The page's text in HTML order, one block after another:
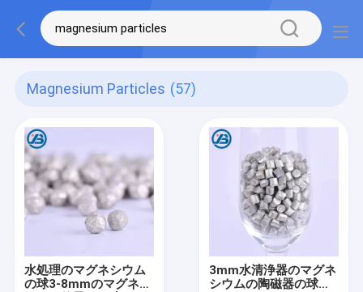
Magnesium Particles (57)
水処理のマグネシウム
の球3-8mmのマグネシ
3mm水清浄器のマグネ
シウムの陶磁器の球の